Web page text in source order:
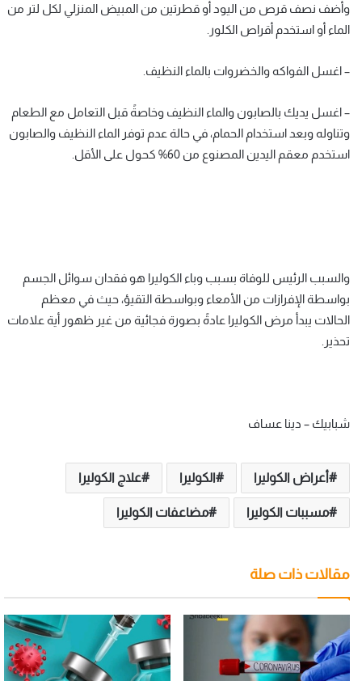
وأضف نصف قرص من اليود أو قطرتين من المبيض المنزلي لكل لتر من
الماء أو استخدم أقراص الكلور.
– اغسل الفواكه والخضروات بالماء النظيف.
– اغسل يديك بالصابون والماء النظيف وخاصةً قبل التعامل مع الطعام
وتناوله وبعد استخدام الحمام، في حالة عدم توفر الماء النظيف والصابون
استخدم معقم اليدين المصنوع من 60% كحول على الأقل.
والسبب الرئيس للوفاة بسبب وباء الكوليرا هو فقدان سوائل الجسم
بواسطة الإفرازات من الأمعاء وبواسطة التقيؤ، حيث في معظم
الحالات يبدأ مرض الكوليرا عادةً بصورة فجائية من غير ظهور أية علامات
تحذير.
شبابيك – دينا عساف
أعراض الكوليرا الكوليرا علاج الكوليرا
مسببات الكوليرا مضاعفات الكوليرا
مقالات ذات صلة